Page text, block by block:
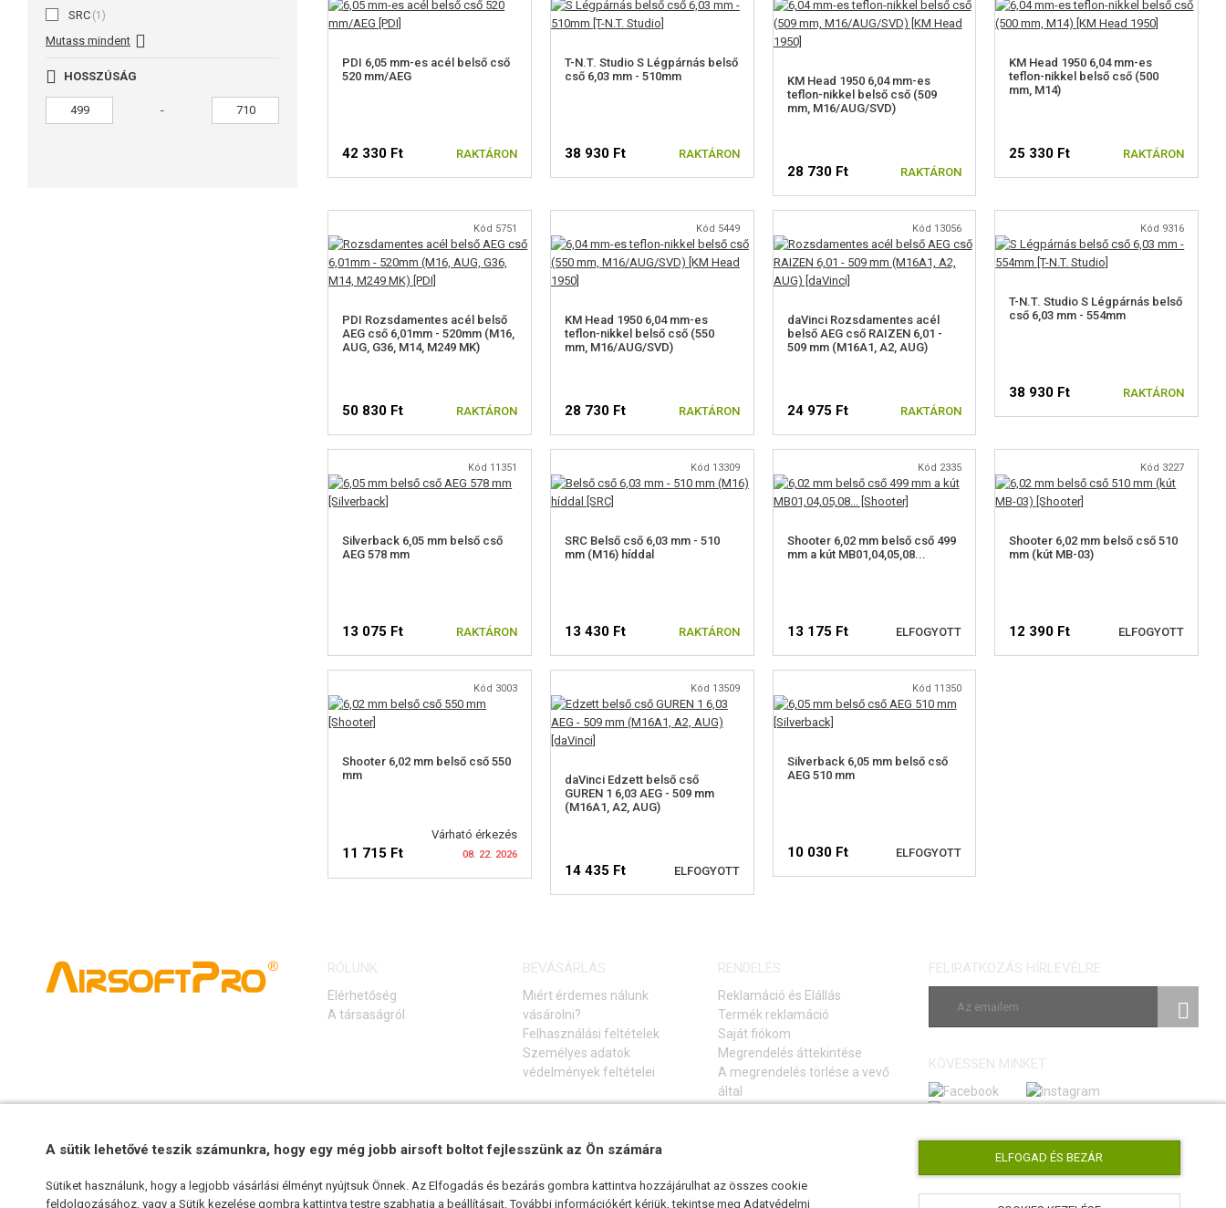
SRC (1)
Mutass mindent
HOSSZÚSÁG
-
PDI 6,05 mm-es acél belső cső
520 mm/AEG
42 330 Ft RAKTÁRON
T-N.T. Studio S Légpárnás belső
cső 6,03 mm - 510mm
38 930 Ft RAKTÁRON
KM Head 1950 6,04 mm-es
teflon-nikkel belső cső (509
mm, M16/AUG/SVD)
28 730 Ft RAKTÁRON
KM Head 1950 6,04 mm-es
teflon-nikkel belső cső (500
mm, M14)
25 330 Ft RAKTÁRON
Kód 5751
PDI Rozsdamentes acél belső
AEG cső 6,01mm - 520mm (M16,
AUG, G36, M14, M249 MK)
50 830 Ft RAKTÁRON
Kód 5449
KM Head 1950 6,04 mm-es
teflon-nikkel belső cső (550
mm, M16/AUG/SVD)
28 730 Ft RAKTÁRON
Kód 13056
daVinci Rozsdamentes acél
belső AEG cső RAIZEN 6,01 -
509 mm (M16A1, A2, AUG)
24 975 Ft RAKTÁRON
Kód 9316
T-N.T. Studio S Légpárnás belső
cső 6,03 mm - 554mm
38 930 Ft RAKTÁRON
Kód 11351
Silverback 6,05 mm belső cső
AEG 578 mm
13 075 Ft RAKTÁRON
Kód 13309
SRC Belső cső 6,03 mm - 510
mm (M16) híddal
13 430 Ft RAKTÁRON
Kód 2335
Shooter 6,02 mm belső cső 499
mm a kút MB01,04,05,08...
13 175 Ft ELFOGYOTT
ELÉRHETŐSÉGI
Kód 3227
Shooter 6,02 mm belső cső 510
mm (kút MB-03)
12 390 Ft ELFOGYOTT
Kód 3003
Shooter 6,02 mm belső cső 550
mm
Várható érkezés
11 715 Ft 08. 22. 2026
FIGYELMEZTETÉS
Kód 13509
daVinci Edzett belső cső
GUREN 1 6,03 AEG - 509 mm
(M16A1, A2, AUG)
14 435 Ft ELFOGYOTT
FIGYELMEZTETÉS
Kód 11350
Silverback 6,05 mm belső cső
AEG 510 mm
10 030 Ft ELFOGYOTT
RÓLUNK
Elérhetőség
A társaságról
BEVÁSÁRLÁS
Miért érdemes nálunk
vásárolni?
Felhasználási feltételek
Személyes adatok
védelmények feltételei
RENDELÉS
Reklamáció és Elállás
Termék reklamáció
Saját fiókom
Megrendelés áttekintése
A megrendelés törlése a vevő
által
FELIRATKOZÁS HÍRLEVÉLRE
KÖVESSEN MINKET
A sütik lehetővé teszik számunkra, hogy egy még jobb airsoft boltot fejlesszünk az Ön számára
Sütiket használunk, hogy a legjobb vásárlási élményt nyújtsuk Önnek. Az Elfogadás és bezárás gombra kattintva hozzájárulhat az összes cookie
feldolgozásához, vagy a Sütik kezelése gombra kattintva testre szabhatja a beállításait. További információkért kérjük, tekintse meg Adatvédelmi
ELFOGAD ÉS BEZÁR